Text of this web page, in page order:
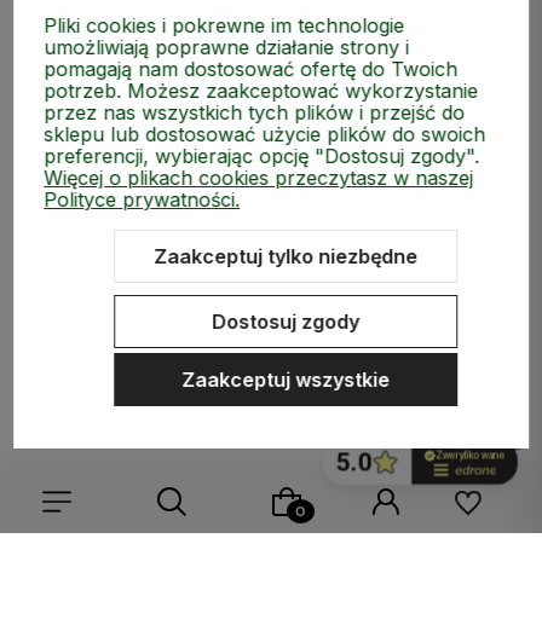
MEDIA SPOŁECZNOŚCIOWE
INFORMACJE
Pliki cookies i pokrewne im technologie
umożliwiają poprawne działanie strony i
pomagają nam dostosować ofertę do Twoich
potrzeb. Możesz zaakceptować wykorzystanie
przez nas wszystkich tych plików i przejść do
sklepu lub dostosować użycie plików do swoich
preferencji, wybierając opcję "Dostosuj zgody".
Więcej o plikach cookies przeczytasz w naszej
Polityce prywatności.
Zaakceptuj tylko niezbędne
Dostosuj zgody
Zaakceptuj wszystkie